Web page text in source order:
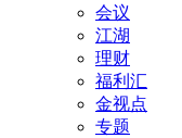
会议
江湖
理财
福利汇
金视点
专题